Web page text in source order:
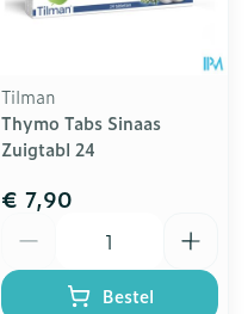
Tilman
Thymo Tabs Sinaas
Zuigtabl 24
€ 7,90
Bestel